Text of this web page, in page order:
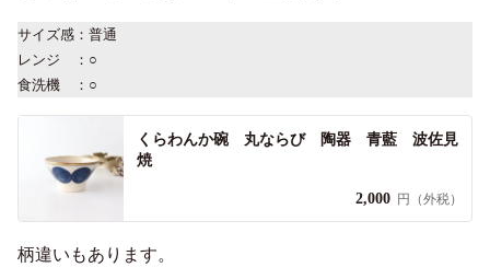
サイズ感：普通
レンジ ：○
食洗機 ：○
くらわんか碗 丸ならび 陶器 青藍 波佐見
焼
2,000 円（外税）
柄違いもあります。